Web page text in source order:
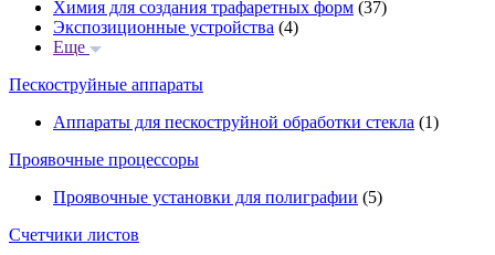
Химия для создания трафаретных форм (37)
Экспозиционные устройства (4)
Еще
Пескоструйные аппараты
Аппараты для пескоструйной обработки стекла (1)
Проявочные процессоры
Проявочные установки для полиграфии (5)
Счетчики листов